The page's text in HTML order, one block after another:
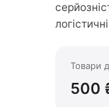
Товари
500